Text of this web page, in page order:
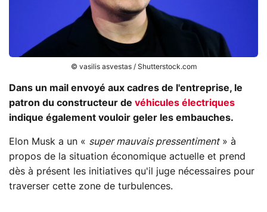
© vasilis asvestas / Shutterstock.com
Dans un mail envoyé aux cadres de l'entreprise, le
patron du constructeur de véhicules électriques
indique également vouloir geler les embauches.
Elon Musk a un « super mauvais pressentiment» à
propos de la situation économique actuelle et prend
dès à présent les initiatives qu'il juge nécessaires pour
traverser cette zone de turbulences.